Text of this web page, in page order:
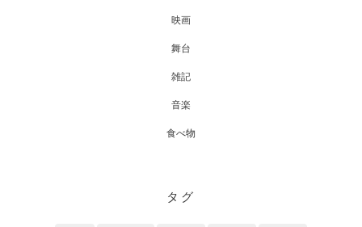
映画
舞台
雑記
音楽
食べ物
タグ